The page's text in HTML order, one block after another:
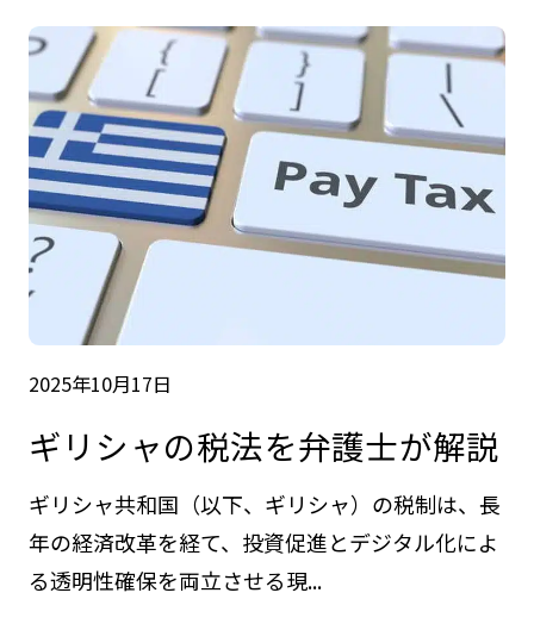
2025年10月17日
ギリシャの税法を弁護士が解説
ギリシャ共和国（以下、ギリシャ）の税制は、長
年の経済改革を経て、投資促進とデジタル化によ
る透明性確保を両立させる現...